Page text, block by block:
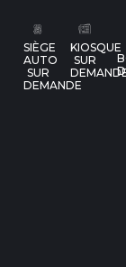
SIÈGE
AUTO
SUR
DEMANDE
KIOSQUE
SUR